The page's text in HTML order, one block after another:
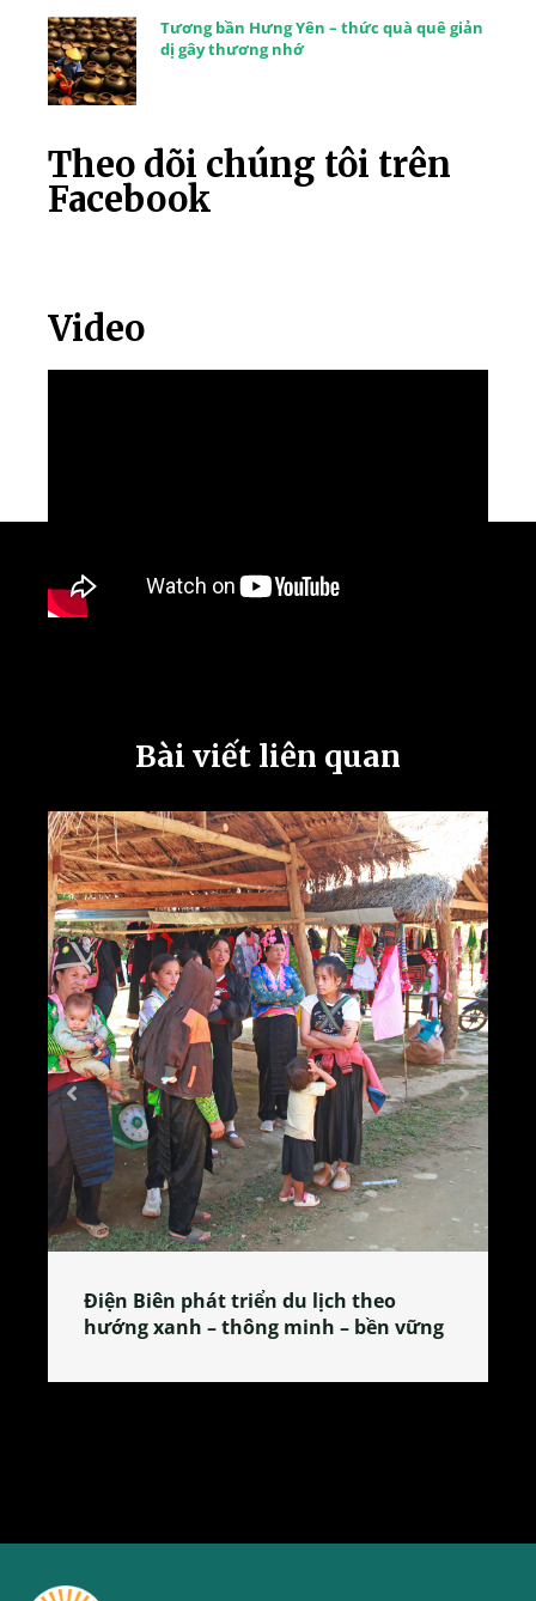
Tương bần Hưng Yên – thức quà quê giản
dị gây thương nhớ
Theo dõi chúng tôi trên
Facebook
Video
Bài viết liên quan
bền vững
Làng làm bánh tẻ Phú Nhi – nơi
tỏa đặc sản xứ Đoài